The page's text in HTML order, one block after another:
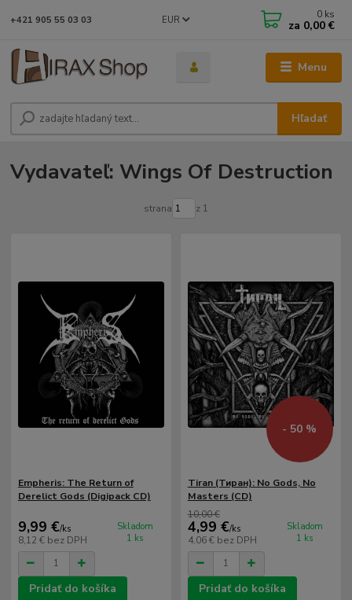
Menu
EUR
Hľadať
+421 905 55 03 03 0 ks
za 0,00 €
Vydavateľ: Wings Of Destruction
strana z 1
Empheris: The Return of
Derelict Gods (Digipack CD)
9,99 €/ks
8,12 € bez DPH
Skladom
1 ks
Pridať do košíka
- 50 %
Tiran (Тиран): No Gods, No
Masters (CD)
10,00 €
4,99 €/ks
4,06 € bez DPH
Skladom
1 ks
Pridať do košíka